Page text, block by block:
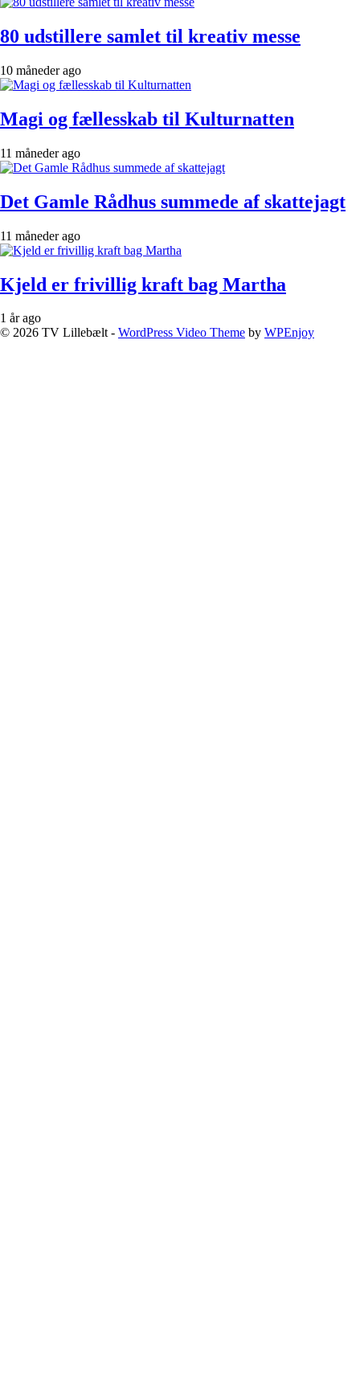
80 udstillere samlet til kreativ messe
10 måneder ago
Magi og fællesskab til Kulturnatten
11 måneder ago
Det Gamle Rådhus summede af skattejagt
11 måneder ago
Kjeld er frivillig kraft bag Martha
1 år ago
© 2026 TV Lillebælt - WordPress Video Theme by WPEnjoy